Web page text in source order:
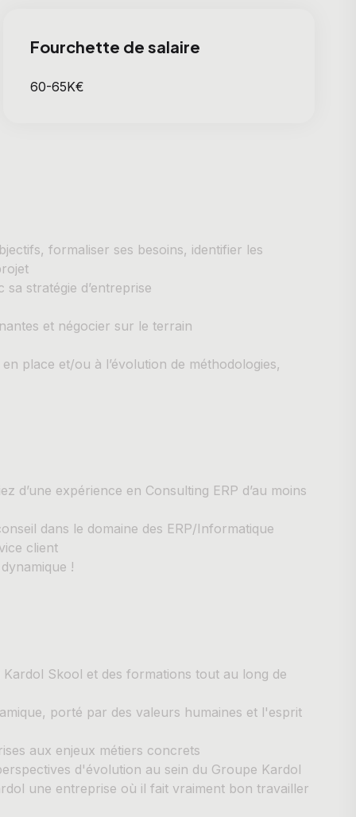
Fourchette de salaire
60-65K€
formaliser ses besoins, identifier les
stratégie d’entreprise
et négocier sur le terrain
place et/ou à l’évolution de méthodologies,
d’une expérience en Consulting ERP d’au moins
dans le domaine des ERP/Informatique
client
!
Skool et des formations tout au long de
porté par des valeurs humaines et l'esprit
aux enjeux métiers concrets
d'évolution au sein du Groupe Kardol
une entreprise où il fait vraiment bon travailler